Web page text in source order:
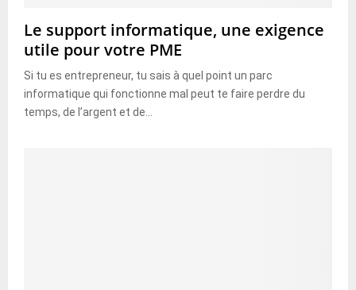
Le support informatique, une exigence
utile pour votre PME
Si tu es entrepreneur, tu sais à quel point un parc
informatique qui fonctionne mal peut te faire perdre du
temps, de l’argent et de...